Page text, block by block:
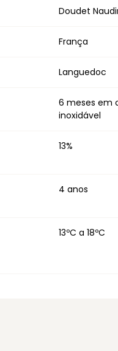
Doudet
França
Languedoc
6 meses em
inoxidável
13%
4 anos
13ºC a 18ºC